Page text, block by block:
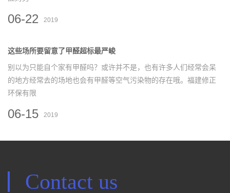
06-22 2019
这些场所要留意了甲醛超标最严峻
别以为只能自个家有甲醛吗？或许并不是，也有许多人们经常会呆
的地方经常去的场地也会有甲醛等空气污染物的存在哦。福建修正
环保有限
06-15 2019
Contact us